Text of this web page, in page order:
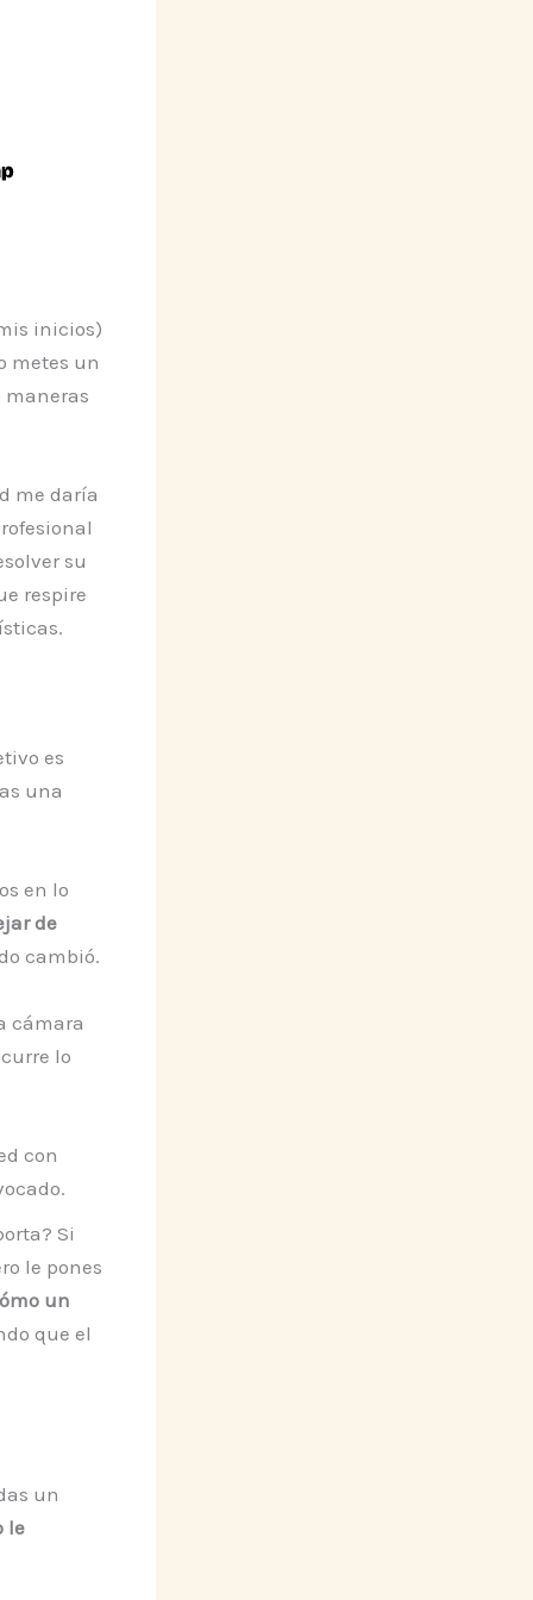
inicios)
metes un
maneras
me daría
su
respire
es
una
en lo
de
cambió.
cámara
lo
con
Si
le pones
un
que el
un
le